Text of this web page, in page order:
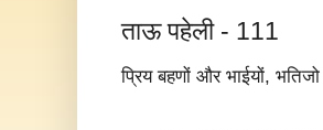
ताऊ पहेली - 111
प्रिय बहणों और भाईयों,